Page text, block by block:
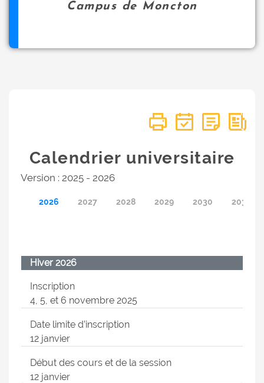
Campus de Moncton
Calendrier universitaire
Version : 2025 - 2026
2026 2027 2028 2029 2030 2031
Hiver 2026
Inscription
4, 5, et 6 novembre 2025
Date limite d’inscription
12 janvier
Début des cours et de la session
12 janvier